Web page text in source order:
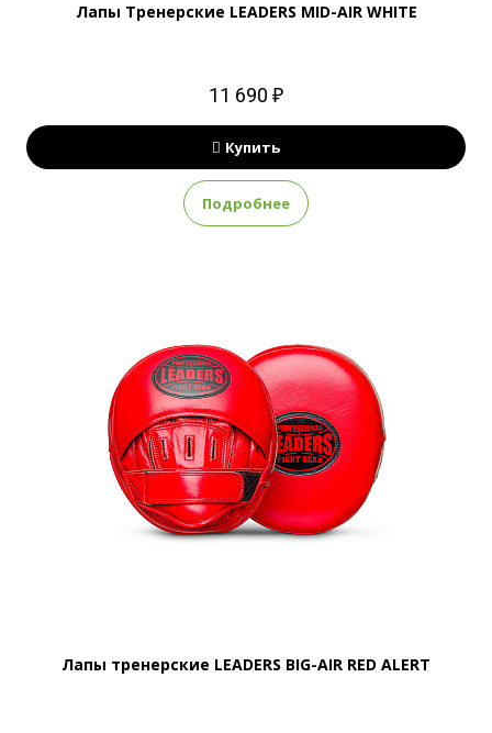
Лапы Тренерские LEADERS MID-AIR WHITE
11 690 ₽
Купить
Подробнее
Лапы тренерские LEADERS BIG-AIR RED ALERT